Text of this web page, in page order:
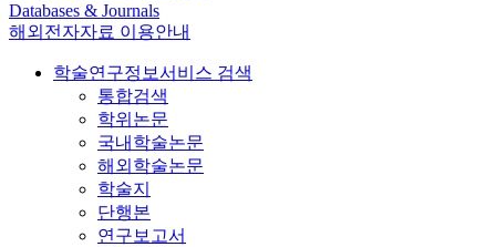
Databases & Journals
해외전자자료 이용안내
학술연구정보서비스 검색
통합검색
학위논문
국내학술논문
해외학술논문
학술지
단행본
연구보고서